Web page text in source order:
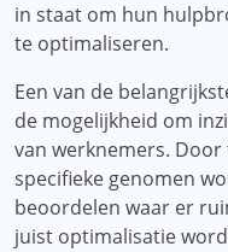
in staat om hun
te optimaliseren.
Een van de
de mogelijkheid om
van werknemers.
specifieke genomen
beoordelen waar er
juist optimalisatie